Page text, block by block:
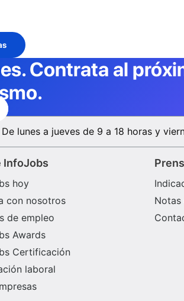
. Contrata al
De lunes a jueves de 9 a 18 horas y
InfoJobs
hoy
con nosotros
de empleo
Awards
Certificación
laboral
Notas